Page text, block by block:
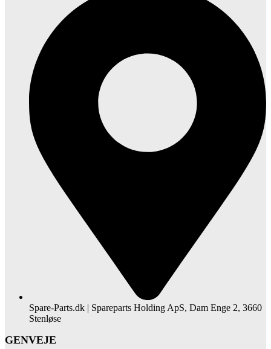
Spare-Parts.dk | Spareparts Holding ApS, Dam Enge 2, 3660
Stenløse
GENVEJE